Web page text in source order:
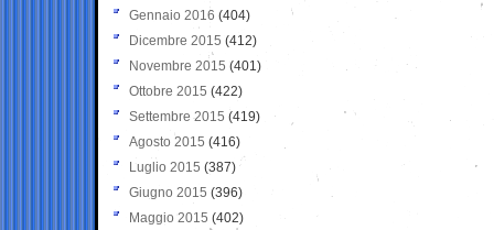
Gennaio 2016 (404)
Dicembre 2015 (412)
Novembre 2015 (401)
Ottobre 2015 (422)
Settembre 2015 (419)
Agosto 2015 (416)
Luglio 2015 (387)
Giugno 2015 (396)
Maggio 2015 (402)